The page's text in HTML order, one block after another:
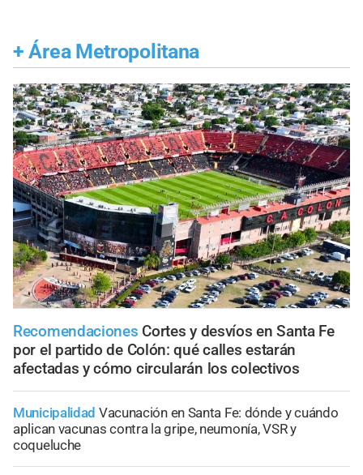
+ Área Metropolitana
Recomendaciones Cortes y desvíos en Santa Fe
por el partido de Colón: qué calles estarán
afectadas y cómo circularán los colectivos
Municipalidad Vacunación en Santa Fe: dónde y cuándo
aplican vacunas contra la gripe, neumonía, VSR y
coqueluche